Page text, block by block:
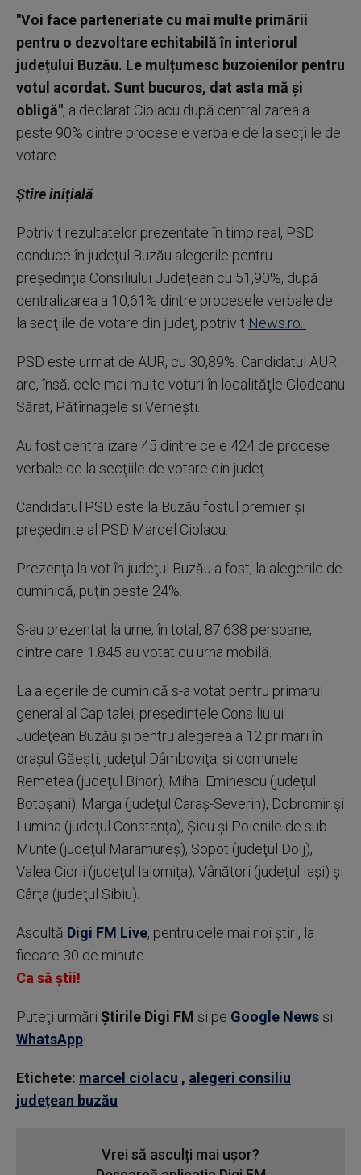
"Voi face parteneriate cu mai multe primării
pentru o dezvoltare echitabilă în interiorul
județului Buzău. Le mulțumesc buzoienilor pentru
votul acordat. Sunt bucuros, dat asta mă și
obligă", a declarat Ciolacu după centralizarea a
peste 90% dintre procesele verbale de la secțiile de
votare.
Știre inițială
Potrivit rezultatelor prezentate în timp real, PSD
conduce în judeţul Buzău alegerile pentru
preşedinţia Consiliului Judeţean cu 51,90%, după
centralizarea a 10,61% dintre procesele verbale de
la secţiile de votare din judeţ, potrivit News.ro.
PSD este urmat de AUR, cu 30,89%. Candidatul AUR
are, însă, cele mai multe voturi în localităţle Glodeanu
Sărat, Pătîrnagele şi Verneşti.
Au fost centralizare 45 dintre cele 424 de procese
verbale de la secţiile de votare din judeţ.
Candidatul PSD este la Buzău fostul premier şi
preşedinte al PSD Marcel Ciolacu.
Prezenţa la vot în judeţul Buzău a fost, la alegerile de
duminică, puţin peste 24%.
S-au prezentat la urne, în total, 87.638 persoane,
dintre care 1.845 au votat cu urna mobilă.
La alegerile de duminică s-a votat pentru primarul
general al Capitalei, preşedintele Consiliului
Judeţean Buzău şi pentru alegerea a 12 primari în
oraşul Găeşti, judeţul Dâmboviţa, şi comunele
Remetea (judeţul Bihor), Mihai Eminescu (judeţul
Botoşani), Marga (judeţul Caraş-Severin), Dobromir şi
Lumina (judeţul Constanţa), Şieu şi Poienile de sub
Munte (judeţul Maramureş), Sopot (judeţul Dolj),
Valea Ciorii (judeţul Ialomiţa), Vânători (judeţul Iaşi) şi
Cârţa (judeţul Sibiu).
Ascultă Digi FM Live, pentru cele mai noi știri, la
fiecare 30 de minute.
Ca să știi!
Puteţi urmări Știrile Digi FM şi pe Google News şi
WhatsApp!
Etichete: marcel ciolacu , alegeri consiliu
județean buzău
Vrei să asculți mai ușor?